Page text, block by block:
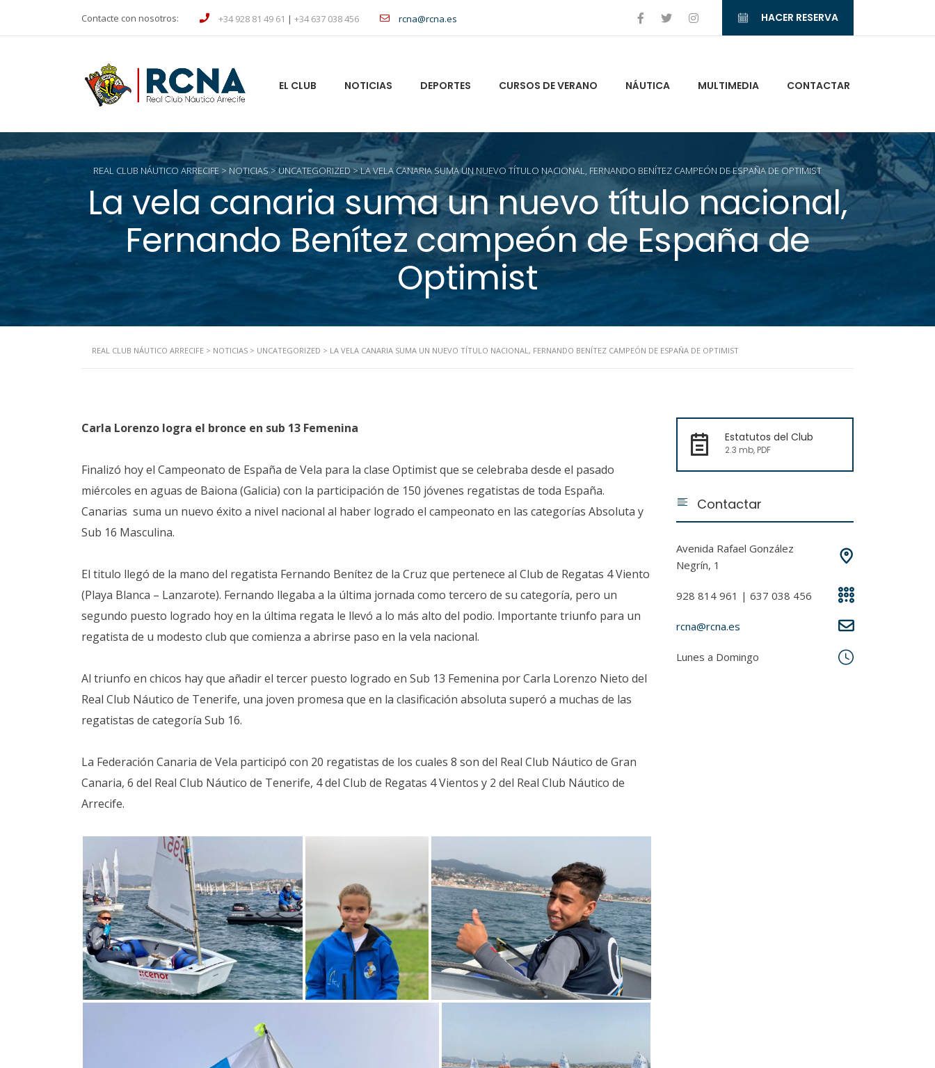
Contacte con nosotros: +34 928 81 49 61 | +34 637 038 456 rcna@rcna.es HACER RESERVA
EL CLUB NOTICIAS DEPORTES CURSOS DE VERANO NÁUTICA MULTIMEDIA CONTACTAR
La vela canaria suma un nuevo título nacional,
Fernando Benítez campeón de España de
Optimist
REAL CLUB NÁUTICO ARRECIFE> NOTICIAS>UNCATEGORIZED>LA VELA CANARIA SUMA UN NUEVO TÍTULO NACIONAL, FERNANDO BENÍTEZ CAMPEÓN DE ESPAÑA DE OPTIMIST
REAL CLUB NÁUTICO ARRECIFE > NOTICIAS > UNCATEGORIZED > LA VELA CANARIA SUMA UN NUEVO TÍTULO NACIONAL, FERNANDO BENÍTEZ CAMPEÓN DE ESPAÑA DE OPTIMIST
Carla Lorenzo logra el bronce en sub 13 Femenina
Finalizó hoy el Campeonato de España de Vela para la clase Optimist que se celebraba desde el pasado
miércoles en aguas de Baiona (Galicia) con la participación de 150 jóvenes regatistas de toda España.
Canarias suma un nuevo éxito a nivel nacional al haber logrado el campeonato en las categorías Absoluta y
Sub 16 Masculina.
El titulo llegó de la mano del regatista Fernando Benítez de la Cruz que pertenece al Club de Regatas 4 Viento
(Playa Blanca – Lanzarote). Fernando llegaba a la última jornada como tercero de su categoría, pero un
segundo puesto logrado hoy en la última regata le llevó a lo más alto del podio. Importante triunfo para un
regatista de u modesto club que comienza a abrirse paso en la vela nacional.
Al triunfo en chicos hay que añadir el tercer puesto logrado en Sub 13 Femenina por Carla Lorenzo Nieto del
Real Club Náutico de Tenerife, una joven promesa que en la clasificación absoluta superó a muchas de las
regatistas de categoría Sub 16.
La Federación Canaria de Vela participó con 20 regatistas de los cuales 8 son del Real Club Náutico de Gran
Canaria, 6 del Real Club Náutico de Tenerife, 4 del Club de Regatas 4 Vientos y 2 del Real Club Náutico de
Arrecife.
Estatutos del Club
2.3 mb, PDF
Contactar
Avenida Rafael González
Negrín, 1
928 814 961 | 637 038 456
rcna@rcna.es
Lunes a Domingo